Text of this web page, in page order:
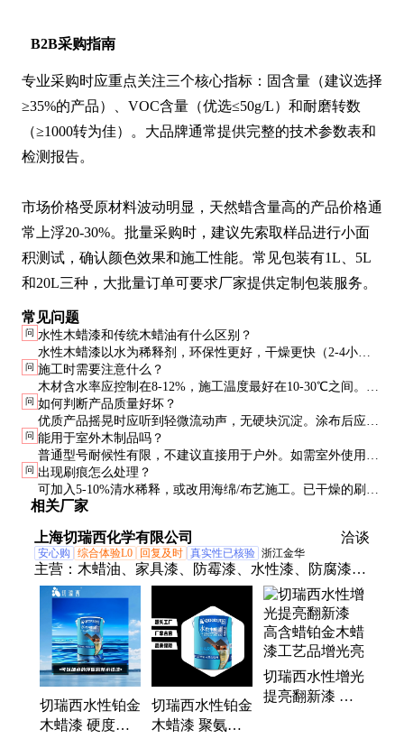
B2B采购指南
专业采购时应重点关注三个核心指标：固含量（建议选择
≥35%的产品）、VOC含量（优选≤50g/L）和耐磨转数
（≥1000转为佳）。大品牌通常提供完整的技术参数表和
检测报告。
市场价格受原材料波动明显，天然蜡含量高的产品价格通
常上浮20-30%。批量采购时，建议先索取样品进行小面
积测试，确认颜色效果和施工性能。常见包装有1L、5L
和20L三种，大批量订单可要求厂家提供定制包装服务。
常见问题
问 水性木蜡漆和传统木蜡油有什么区别？
水性木蜡漆以水为稀释剂，环保性更好，干燥更快（2-4小时
表干），但渗透性略逊于油性产品。传统木蜡油干燥慢（12-
24小时），气味较大，但木材纹理表现更突出。
问 施工时需要注意什么？
木材含水率应控制在8-12%，施工温度最好在10-30℃之间。建
议先打磨至300目以上，薄涂2-3遍，每遍间隔4-6小时。最后一
遍施工后24小时内避免沾水。
问 如何判断产品质量好坏？
优质产品摇晃时应听到轻微流动声，无硬块沉淀。涂布后应均
匀渗透，无明显浮色。干燥后用指甲轻划无明显痕迹，滴水测
试应呈珠状滚动。
问 能用于室外木制品吗？
普通型号耐候性有限，不建议直接用于户外。如需室外使用，
应选择添加了紫外线吸收剂的专用户外型号，并每1-2年维护
一次。
问 出现刷痕怎么处理？
可加入5-10%清水稀释，或改用海绵/布艺施工。已干燥的刷痕
可用600目砂纸轻轻打磨后重涂。温度过高时建议加入少量专
相关厂家
上海切瑞西化学有限公司 洽谈
安心购 综合体验L0 回复及时 真实性已核验 浙江金华
主营： 木蜡油、家具漆、防霉漆、水性漆、防腐漆、
金属漆、木油、色浆、保养
切瑞西水性铂金
木蜡漆 硬度高
切瑞西水性铂金
木蜡漆 聚氨酯
切瑞西水性增光
提亮翻新漆 高